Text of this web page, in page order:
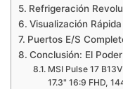
Refrigeración
Visualización
Puertos E/S
Conclusión: El
MSI Pulse 17
17.3" 16:9 FHD,